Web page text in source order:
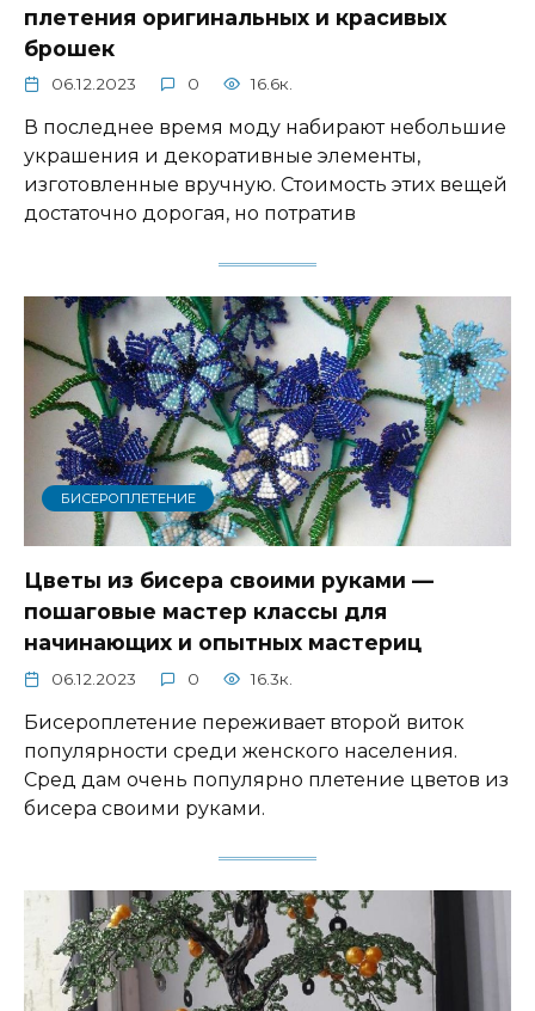
плетения оригинальных и красивых
брошек
06.12.2023 0 16.6к.
В последнее время моду набирают небольшие
украшения и декоративные элементы,
изготовленные вручную. Стоимость этих вещей
достаточно дорогая, но потратив
БИСЕРОПЛЕТЕНИЕ
Цветы из бисера своими руками —
пошаговые мастер классы для
начинающих и опытных мастериц
06.12.2023 0 16.3к.
Бисероплетение переживает второй виток
популярности среди женского населения.
Сред дам очень популярно плетение цветов из
бисера своими руками.